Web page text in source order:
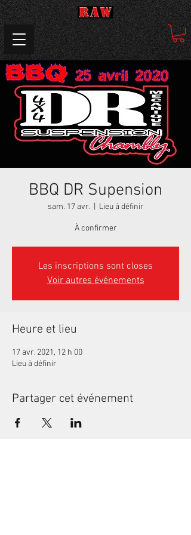
BBQ DR Supension
sam. 17 avr.
  |
Lieu à définir
À confirmer
Les inscriptions sont closes
Voir autres événements
Heure et lieu
17 avr. 2021, 12 h 00
Lieu à définir
Partager cet événement